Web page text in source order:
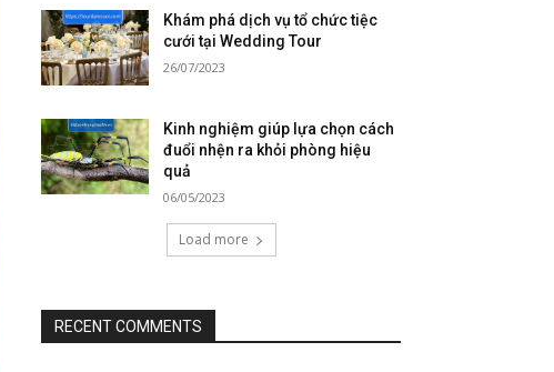
Khám phá dịch vụ tổ chức tiệc
cưới tại Wedding Tour
26/07/2023
Kinh nghiệm giúp lựa chọn cách
đuổi nhện ra khỏi phòng hiệu
quả
06/05/2023
Load more
RECENT COMMENTS